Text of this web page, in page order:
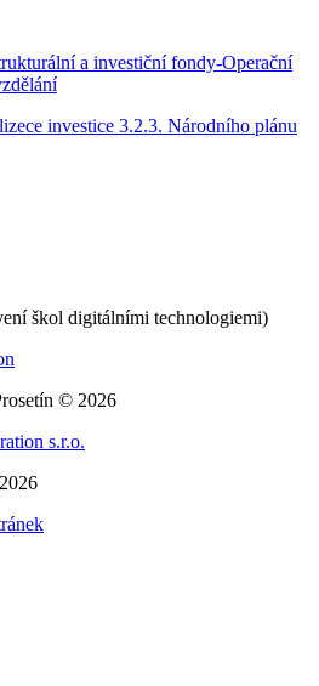
a investiční fondy-Operační
investice 3.2.3. Národního plánu
škol digitálními technologiemi)
© 2026
s.r.o.